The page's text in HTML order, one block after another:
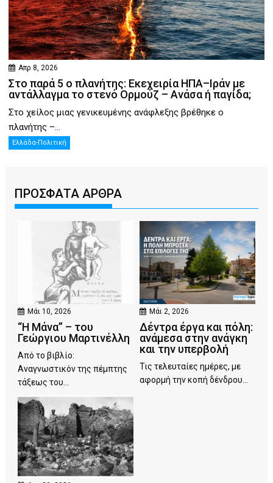
Απρ 8, 2026
Στο παρά 5 ο πλανήτης: Εκεχειρία ΗΠΑ–Ιράν με
αντάλλαγμα το στενό Ορμούζ – Ανάσα ή παγίδα;
Στο χείλος μιας γενικευμένης ανάφλεξης βρέθηκε ο
πλανήτης –...
Ελλάδα-Πολιτική
ΠΡΟΣΦΑΤΑ ΑΡΘΡΑ
Μάι 10, 2026
“Η Μάνα” – του
Γεώργιου Μαρτινέλλη
Από το βιβλίο:
Αναγνωστικόν της πέμπτης
τάξεως του...
Μάι 2, 2026
Δέντρα έργα και πόλη:
ανάμεσα στην ανάγκη
και την υπερβολή
Τις τελευταίες ημέρες, με
αφορμή την κοπή δένδρου...